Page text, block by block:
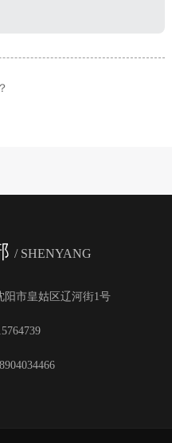
/ SHENYANG
阳市皇姑区辽河街1号